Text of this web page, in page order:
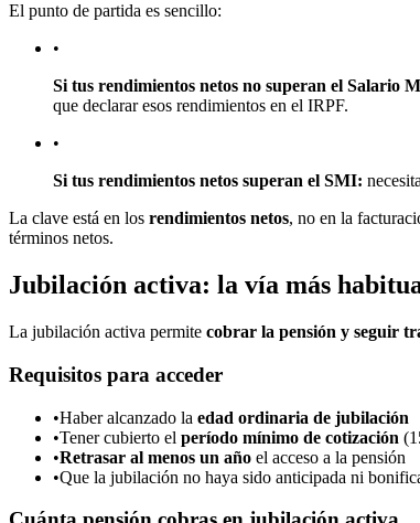
El punto de partida es sencillo:
•
Si tus rendimientos netos no superan el Salario
que declarar esos rendimientos en el IRPF.
•
Si tus rendimientos netos superan el SMI:
La clave está en los rendimientos netos, no en la
términos netos.
Jubilación activa: la vía más
La jubilación activa permite cobrar la pensión y seguir
Requisitos para acceder
•Haber alcanzado la edad ordinaria de jubilación
•Tener cubierto el período mínimo de cotización
•Retrasar al menos un año el acceso a la pensión
•Que la jubilación no haya sido anticipada ni